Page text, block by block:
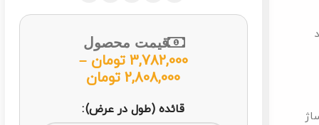
قیمت محصول
3,782,000 تومان –
2,808,000 تومان
قائده (طول در عرض)